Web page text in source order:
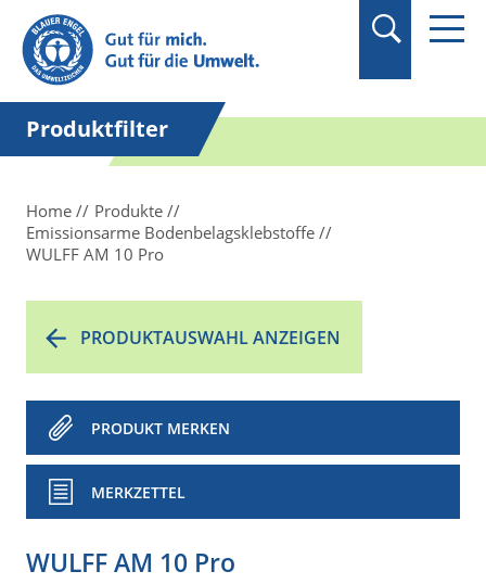
Suchbegriff in
Anführungszeichen
setzen.
Produktfilter
Home
Produkte
Emissionsarme Bodenbelagsklebstoffe
WULFF AM 10 Pro
PRODUKTAUSWAHL ANZEIGEN
PRODUKT MERKEN
MERKZETTEL
WULFF AM 10 Pro